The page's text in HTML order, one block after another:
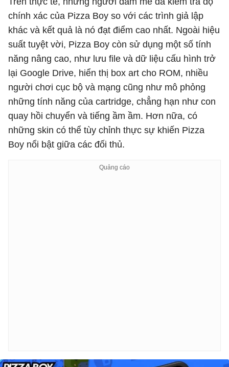
chính xác của Pizza Boy so với các trình giả lập
khác và kết quả là nó đạt điểm cao nhất. Ngoài hiệu
suất tuyệt vời, Pizza Boy còn sử dụng một số tính
năng nâng cao, như lưu file và dữ liệu cấu hình trở
lại Google Drive, hiển thị box art cho ROM, nhiều
người chơi cục bộ và mạng cũng như mô phỏng
những tính năng của cartridge, chẳng hạn như con
quay hồi chuyển và tiếng ầm ầm. Hơn nữa, có
những skin có thể tùy chỉnh thực sự khiến Pizza
Boy nổi bật giữa các đối thủ.